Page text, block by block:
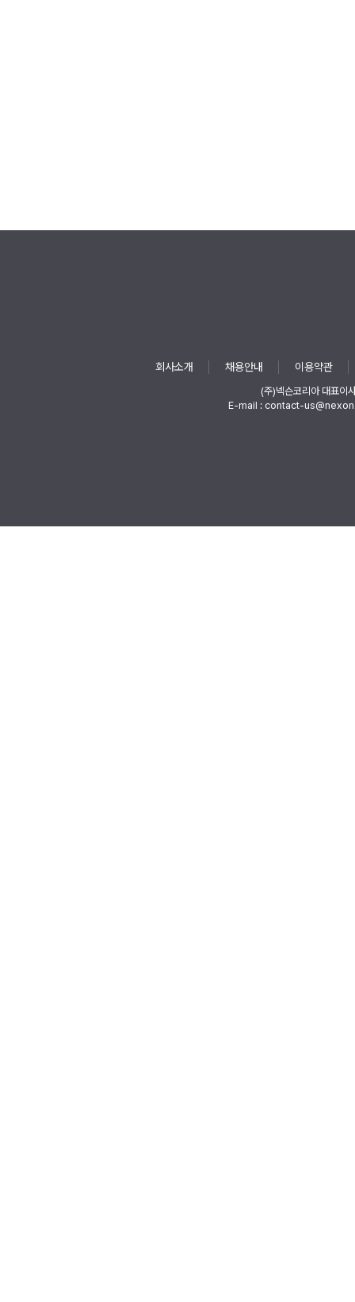
회사소개 채용안내 이용약관
(주)넥슨코리아 대표이
E-mail : contact-